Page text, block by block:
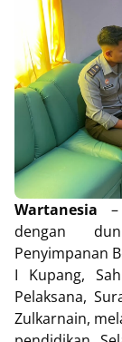
Wartanesia
dengan
Penyimpanan
I Kupang,
Pelaksana,
Zulkarnain,